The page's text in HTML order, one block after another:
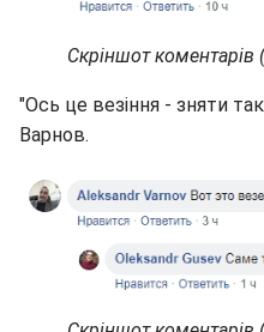
Скріншот
"Ось це везіння - зняти
Варнов.